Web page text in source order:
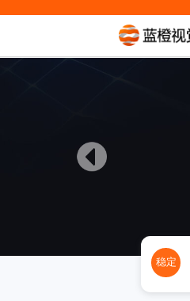
稳定